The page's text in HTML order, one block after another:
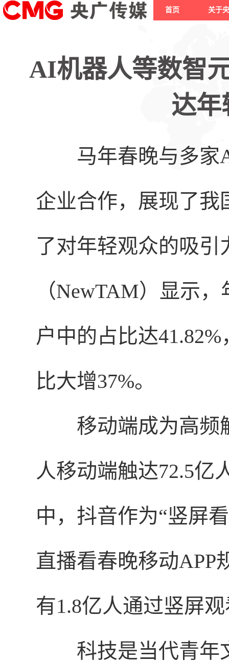
首页 关于
AI机器人等数智
达年
马年春晚与多家
企业合作，展现了我
了对年轻观众的吸引
（NewTAM）显示
户中的占比达
比大增37%。
移动端成为高频
人移动端触达72.5亿
中，抖音作为“竖屏
直播看春晚移动APP
有1.8亿人通过竖屏
科技是当代青年